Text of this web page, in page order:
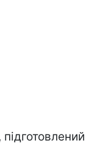
підготовлений